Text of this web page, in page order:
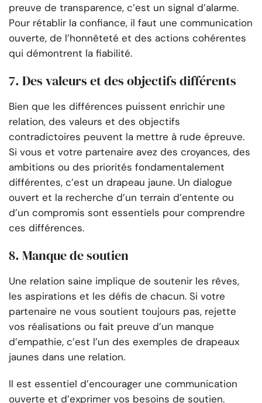
preuve de transparence, c’est un signal d’alarme.
Pour rétablir la confiance, il faut une communication
ouverte, de l’honnêteté et des actions cohérentes
qui démontrent la fiabilité.
7. Des valeurs et des objectifs différents
Bien que les différences puissent enrichir une
relation, des valeurs et des objectifs
contradictoires peuvent la mettre à rude épreuve.
Si vous et votre partenaire avez des croyances, des
ambitions ou des priorités fondamentalement
différentes, c’est un drapeau jaune. Un dialogue
ouvert et la recherche d’un terrain d’entente ou
d’un compromis sont essentiels pour comprendre
ces différences.
8. Manque de soutien
Une relation saine implique de soutenir les rêves,
les aspirations et les défis de chacun. Si votre
partenaire ne vous soutient toujours pas, rejette
vos réalisations ou fait preuve d’un manque
d’empathie, c’est l’un des exemples de drapeaux
jaunes dans une relation.
Il est essentiel d’encourager une communication
ouverte et d’exprimer vos besoins de soutien.